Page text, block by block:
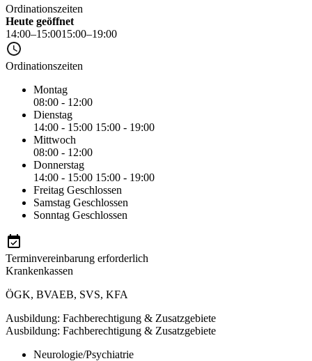
Ordinationszeiten
Heute geöffnet
14:00–15:0015:00–19:00
Ordinationszeiten
Montag
08:00 - 12:00
Dienstag
14:00 - 15:00 15:00 - 19:00
Mittwoch
08:00 - 12:00
Donnerstag
14:00 - 15:00 15:00 - 19:00
Freitag Geschlossen
Samstag Geschlossen
Sonntag Geschlossen
Terminvereinbarung erforderlich
Krankenkassen
ÖGK, BVAEB, SVS, KFA
Ausbildung: Fachberechtigung & Zusatzgebiete
Ausbildung: Fachberechtigung & Zusatzgebiete
Neurologie/Psychiatrie